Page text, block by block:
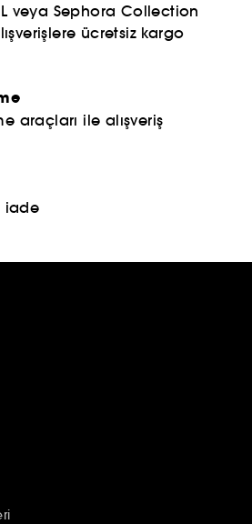
veya Sephora Collection
ücretsiz kargo
araçları ile alışveriş
iade